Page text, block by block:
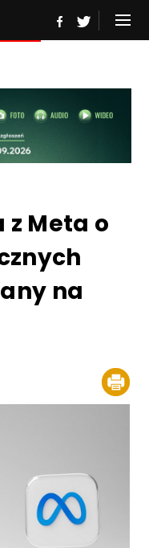
Meta o
na